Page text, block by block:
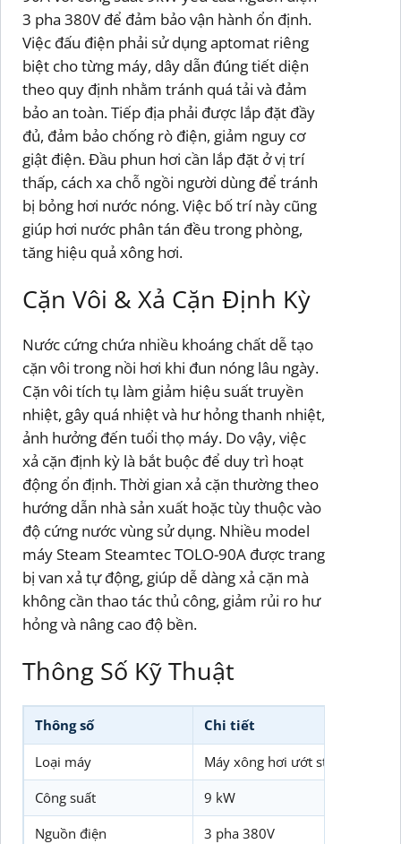
3 pha 380V để đảm bảo vận hành ổn định.
Việc đấu điện phải sử dụng aptomat riêng
biệt cho từng máy, dây dẫn đúng tiết diện
theo quy định nhằm tránh quá tải và đảm
bảo an toàn. Tiếp địa phải được lắp đặt đầy
đủ, đảm bảo chống rò điện, giảm nguy cơ
giật điện. Đầu phun hơi cần lắp đặt ở vị trí
thấp, cách xa chỗ ngồi người dùng để tránh
bị bỏng hơi nước nóng. Việc bố trí này cũng
giúp hơi nước phân tán đều trong phòng,
tăng hiệu quả xông hơi.
Cặn Vôi & Xả Cặn Định Kỳ
Nước cứng chứa nhiều khoáng chất dễ tạo
cặn vôi trong nồi hơi khi đun nóng lâu ngày.
Cặn vôi tích tụ làm giảm hiệu suất truyền
nhiệt, gây quá nhiệt và hư hỏng thanh nhiệt,
ảnh hưởng đến tuổi thọ máy. Do vậy, việc
xả cặn định kỳ là bắt buộc để duy trì hoạt
động ổn định. Thời gian xả cặn thường theo
hướng dẫn nhà sản xuất hoặc tùy thuộc vào
độ cứng nước vùng sử dụng. Nhiều model
máy Steam Steamtec TOLO-90A được trang
bị van xả tự động, giúp dễ dàng xả cặn mà
không cần thao tác thủ công, giảm rủi ro hư
hỏng và nâng cao độ bền.
Thông Số Kỹ Thuật
Thông số Chi tiết
Loại máy Máy xông hơi ướt steam
Công suất 9 kW
Nguồn điện 3 pha 380V